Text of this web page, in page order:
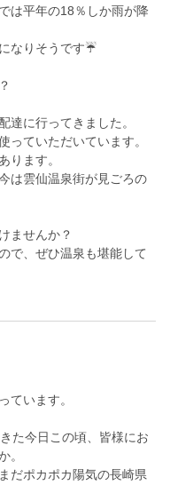
は平年の18％しか雨が降
なりそうです☔
達に行ってきました。
っていただいています。
ります。
は雲仙温泉街が見ごろの
ませんか？
で、ぜひ温泉も堪能して
ています。
た今日この頃、皆様にお
。
だポカポカ陽気の長崎県